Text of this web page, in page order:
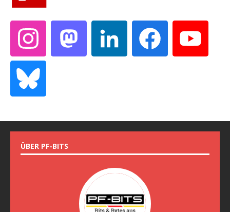
ÜBER PF-BITS